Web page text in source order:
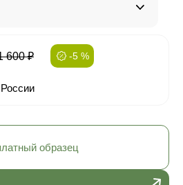
600 ₽ -5 %
образец